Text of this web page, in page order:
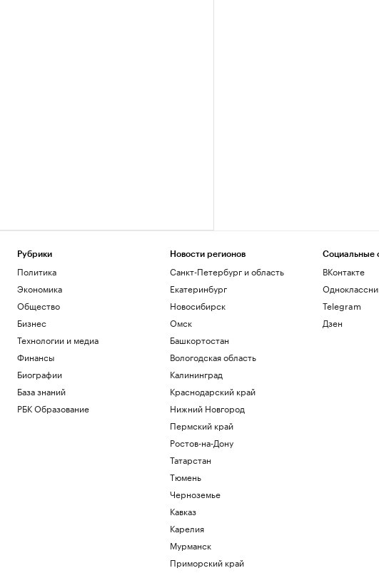
Рубрики
Политика
Экономика
Общество
Бизнес
Технологии и медиа
Финансы
Биографии
База знаний
РБК Образование
Новости регионов
Санкт-Петербург и область
Екатеринбург
Новосибирск
Омск
Башкортостан
Вологодская область
Калининград
Краснодарский край
Нижний Новгород
Пермский край
Ростов-на-Дону
Татарстан
Тюмень
Черноземье
Кавказ
Карелия
Мурманск
Приморский край
Социальные
ВКонтакте
Telegram
Дзен